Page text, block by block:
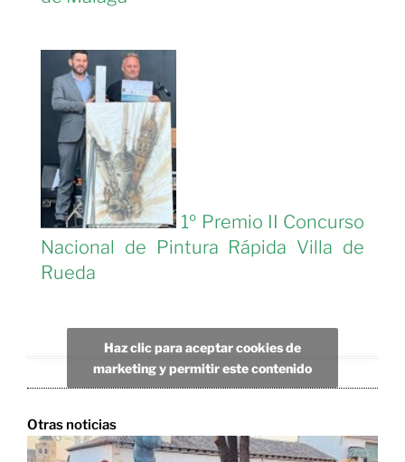
1º Premio II Concurso
Nacional de Pintura Rápida Villa de
Rueda
Haz clic para aceptar cookies de
marketing y permitir este contenido
Otras noticias